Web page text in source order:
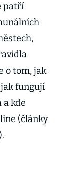
patří
o tom, jak
jak fungují
a kde
(články